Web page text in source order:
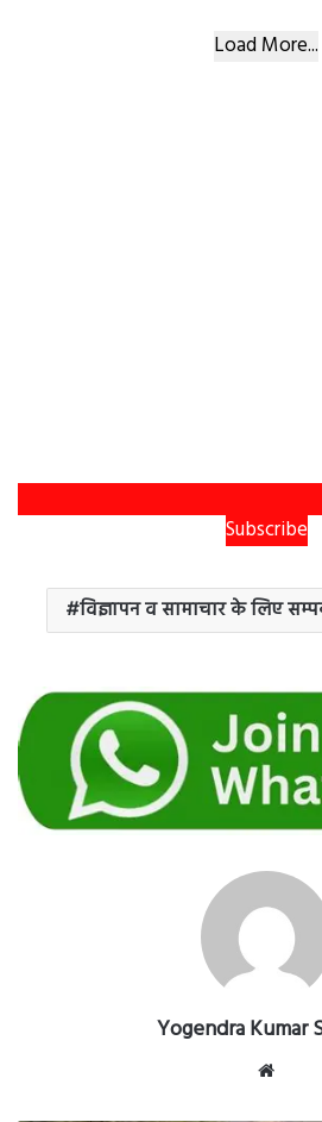
Load More...
Subscribe
विज्ञापन व सामाचार के लिए
Yogendra Kumar